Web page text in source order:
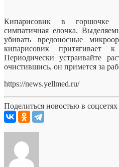
Кипарисовик в горшочке
симпатичная елочка.
убивать вредоносные
кипарисовик
Периодически устраивайте
очистившись, он примется за
https://news.yellmed.ru/
Поделиться новостью в соцсетях